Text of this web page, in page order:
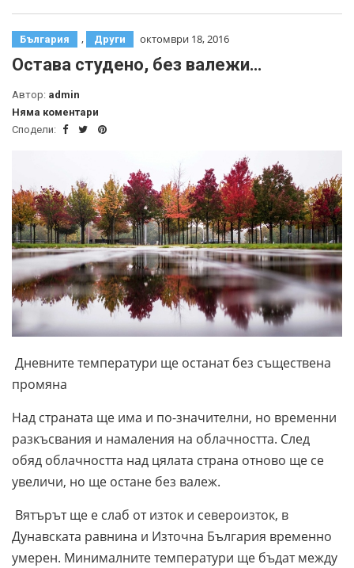
България , Други октомври 18, 2016
Остава студено, без валежи…
Автор: admin
Няма коментари
Сподели:
Дневните температури ще останат без съществена
промяна
Над страната ще има и по-значителни, но временни
разкъсвания и намаления на облачността. След
обяд облачността над цялата страна отново ще се
увеличи, но ще остане без валеж.
Вятърът ще е слаб от изток и североизток, в
Дунавската равнина и Източна България временно
умерен. Минималните температури ще бъдат между